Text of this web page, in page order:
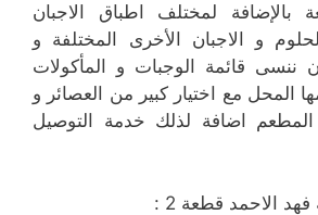
بالإضافة لمختلف اطباق الاجبان
و الاجبان الأخرى المختلفة و
ننسى قائمة الوجبات و المأكولات
المحل مع اختيار كبير من العصائر و
اضافة لذلك خدمة التوصيل
الاحمد قطعة 2 :